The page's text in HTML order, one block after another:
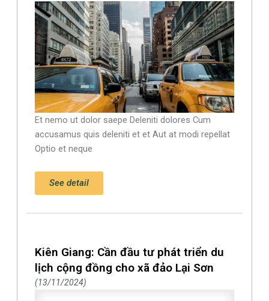
Et nemo ut dolor saepe Deleniti dolores Cum
accusamus quis deleniti et et Aut at modi repellat
Optio et neque
See detail
Kiên Giang: Cần đầu tư phát triển du
lịch cộng đồng cho xã đảo Lại Sơn
13/11/2024